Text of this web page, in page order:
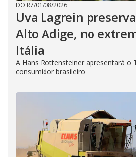
DO R7/01/08/2026
Uva Lagrein
Alto Adige, no
Itália
A Hans Rottensteiner apresentará o
consumidor brasileiro